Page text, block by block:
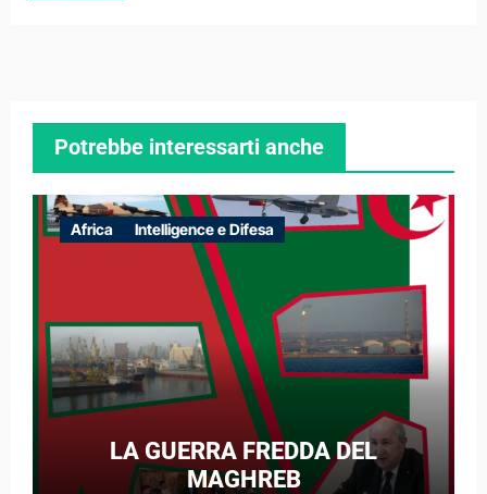
Potrebbe interessarti anche
Africa Intelligence e Difesa
LA GUERRA FREDDA DEL
MAGHREB